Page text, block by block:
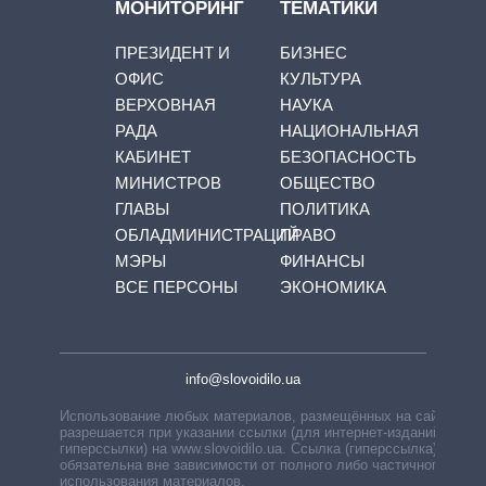
МОНИТОРИНГ
ПРЕЗИДЕНТ И
ОФИС
ВЕРХОВНАЯ
РАДА
КАБИНЕТ
МИНИСТРОВ
ГЛАВЫ
ОБЛАДМИНИСТРАЦИЙ
МЭРЫ
ВСЕ ПЕРСОНЫ
ТЕМАТИКИ
БИЗНЕС
КУЛЬТУРА
НАУКА
НАЦИОНАЛЬНАЯ
БЕЗОПАСНОСТЬ
ОБЩЕСТВО
ПОЛИТИКА
ПРАВО
ФИНАНСЫ
ЭКОНОМИКА
info@slovoidilo.ua
Использование любых материалов, размещённых на сайте,
разрешается при указании ссылки (для интернет-изданий —
гиперссылки) на www.slovoidilo.ua. Ссылка (гиперссылка)
обязательна вне зависимости от полного либо частичного
использования материалов.